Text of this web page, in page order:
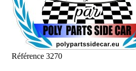
Référence 3270